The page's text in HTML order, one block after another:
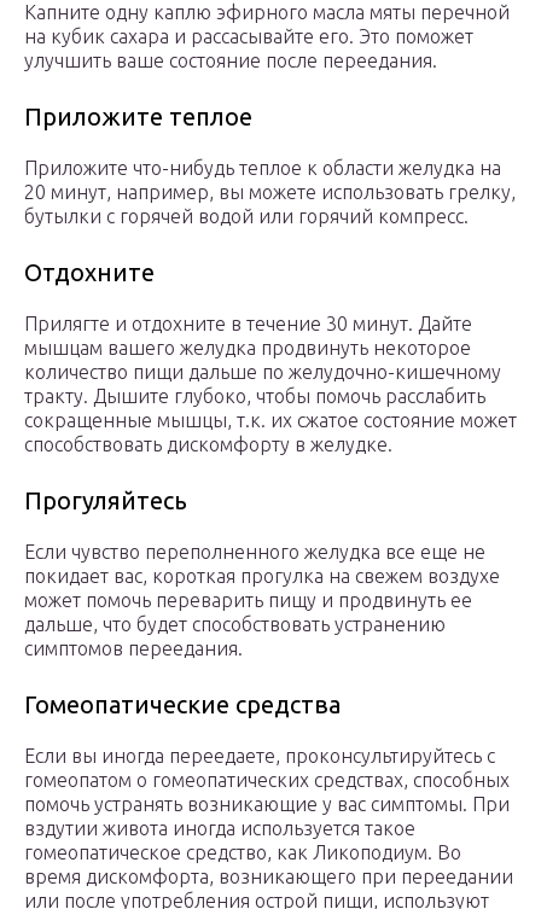
Капните одну каплю эфирного масла мяты перечной
на кубик сахара и рассасывайте его. Это поможет
улучшить ваше состояние после переедания.
Приложите теплое
Приложите что-нибудь теплое к области желудка на
20 минут, например, вы можете использовать грелку,
бутылки с горячей водой или горячий компресс.
Отдохните
Прилягте и отдохните в течение 30 минут. Дайте
мышцам вашего желудка продвинуть некоторое
количество пищи дальше по желудочно-кишечному
тракту. Дышите глубоко, чтобы помочь расслабить
сокращенные мышцы, т.к. их сжатое состояние может
способствовать дискомфорту в желудке.
Прогуляйтесь
Если чувство переполненного желудка все еще не
покидает вас, короткая прогулка на свежем воздухе
может помочь переварить пищу и продвинуть ее
дальше, что будет способствовать устранению
симптомов переедания.
Гомеопатические средства
Если вы иногда переедаете, проконсультируйтесь с
гомеопатом о гомеопатических средствах, способных
помочь устранять возникающие у вас симптомы. При
вздутии живота иногда используется такое
гомеопатическое средство, как Ликоподиум. Во
время дискомфорта, возникающего при переедании
или после употребления острой пищи, используют